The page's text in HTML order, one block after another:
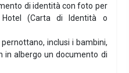
di identità con foto per
(Carta di Identità o
inclusi i bambini,
in albergo un documento di